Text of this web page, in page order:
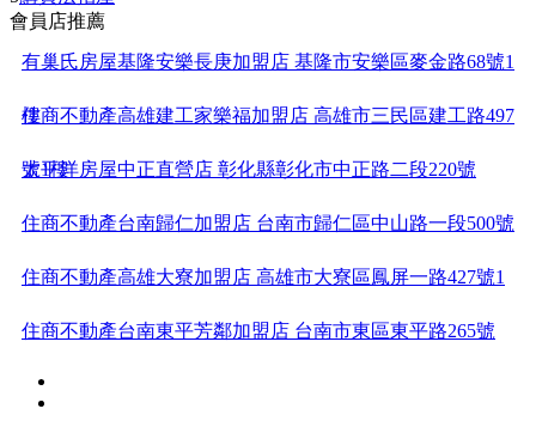
會員店推薦
有巢氏房屋基隆安樂長庚加盟店 基隆市安樂區麥金路68號1
樓
住商不動產高雄建工家樂福加盟店 高雄市三民區建工路497
號1樓
太平洋房屋中正直營店 彰化縣彰化市中正路二段220號
住商不動產台南歸仁加盟店 台南市歸仁區中山路一段500號
住商不動產高雄大寮加盟店 高雄市大寮區鳳屏一路427號1
住商不動產台南東平芳鄰加盟店 台南市東區東平路265號
住商不動產台南府都北府院加盟店 台南市北區育德路500巷